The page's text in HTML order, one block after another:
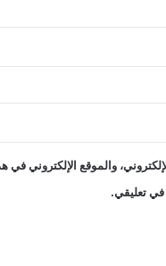
والموقع الإلكتروني في
في تعليقي.